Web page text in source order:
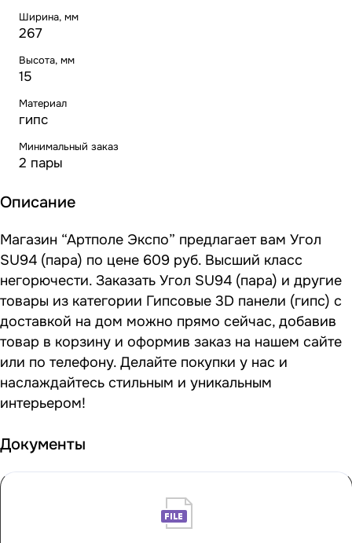
Ширина, мм
267
Высота, мм
15
Материал
гипс
Минимальный заказ
2 пары
Описание
Магазин “Артполе Экспо” предлагает вам Угол
SU94 (пара) по цене 609 руб. Высший класс
негорючести. Заказать Угол SU94 (пара) и другие
товары из категории Гипсовые 3D панели (гипс) с
доставкой на дом можно прямо сейчас, добавив
товар в корзину и оформив заказ на нашем сайте
или по телефону. Делайте покупки у нас и
наслаждайтесь стильным и уникальным
интерьером!
Документы